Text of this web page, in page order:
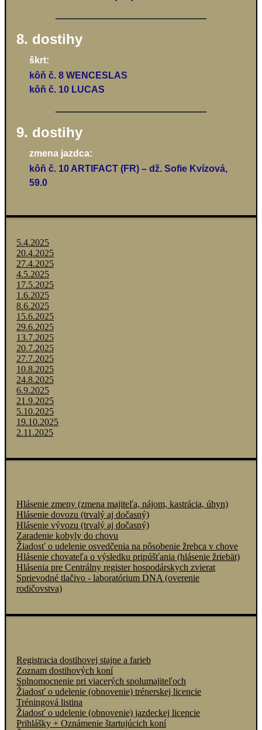
8. dostihy
škrt:
kôň č. 8 WENCESLAS
kôň č. 10 LUCAS
9. dostihy
zmena jazdca:
kôň č. 10 ARTIFACT (FR) – dž. Sofie Kvízová,
59.0
5.4.2025
20.4.2025
27.4.2025
4.5.2025
17.5.2025
1.6.2025
8.6.2025
15.6.2025
29.6.2025
13.7.2025
20.7.2025
27.7.2025
10.8.2025
24.8.2025
6.9.2025
21.9.2025
5.10.2025
19.10.2025
2.11.2025
Hlásenie zmeny (zmena majiteľa, nájom, kastrácia, úhyn)
Hlásenie dovozu (trvalý aj dočasný)
Hlásenie vývozu (trvalý aj dočasný)
Zaradenie kobyly do chovu
Žiadosť o udelenie osvedčenia na pôsobenie žrebca v chove
Hlásenie chovateľa o výsledku pripúšťania (hlásenie žriebät)
Hlásenia pre Centrálny register hospodárskych zvierat
Sprievodné tlačivo - laboratórium DNA (overenie
rodičovstva)
Registracia dostihovej stajne a farieb
Zoznam dostihových koní
Splnomocnenie pri viacerých spolumajiteľoch
Žiadosť o udelenie (obnovenie) trénerskej licencie
Tréningová listina
Žiadosť o udelenie (obnovenie) jazdeckej licencie
Prihlášky + Oznámenie štartujúcich koní